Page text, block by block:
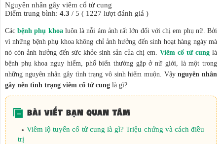
BỆNH HẬU MÔN
Nguyên nhân gây viêm cổ tử cung
Điểm trung bình: 4.3 / 5 ( 1227 lượt đánh giá )
Cácbệnh phụ khoaluôn là nỗi ám ảnh rất lớn đối với chị em phụ nữ. Bởi
vì những bệnh phụ khoa không chỉ ảnh hưởng đến sinh hoạt hàng ngày mà
nó còn ảnh hưởng đến sức khỏe sinh sản của chị em.Viêm cổ tử cung là
bệnh phụ khoa nguy hiểm, phổ biến thường gặp ở nữ giới, là một trong
những nguyên nhân gây tình trạng vô sinh hiếm muộn. Vậynguyên nhân
gây nên tình trạng viêm cổ tử cunglà gì?
Viêm lộ tuyến cổ tử cung là gì? Triệu chứng và cách điều
trị